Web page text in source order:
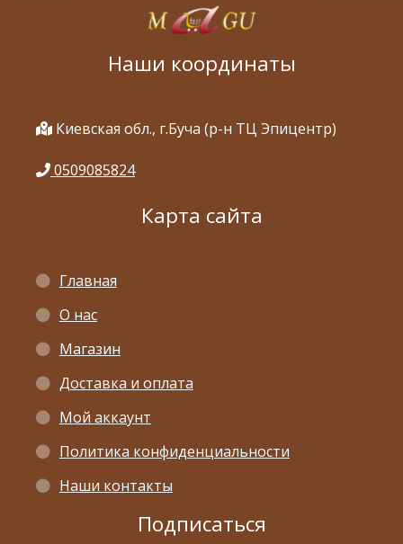
Наши координаты
Киевская обл., г.Буча (р-н ТЦ Эпицентр)
0509085824
Карта сайта
Главная
О нас
Магазин
Доставка и оплата
Мой аккаунт
Политика конфиденциальности
Наши контакты
Подписаться